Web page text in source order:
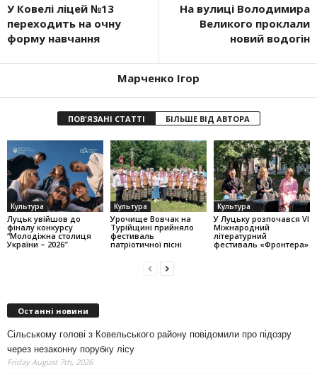
У Ковелі ліцей №13
переходить на очну
форму навчання
На вулиці Володимира
Великого проклали
новий водогін
Марченко Ігор
ПОВ'ЯЗАНІ СТАТТІ БІЛЬШЕ ВІД АВТОРА
Культура
Луцьк увійшов до
фіналу конкурсу
“Молодіжна столиця
України – 2026″
Культура
Урочище Вовчак на
Турійщині прийняло
фестиваль
патріотичної пісні
Культура
У Луцьку розпочався VI
Міжнародний
літературний
фестиваль «Фронтера»
Останні новини
Сільському голові з Ковельського району повідомили про підозру
через незаконну порубку лісу
Friday August 7th, 2026